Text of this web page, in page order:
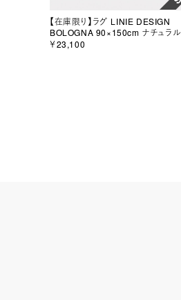
【在庫限り】ラグ LINIE DESIGN
BOLOGNA 90×150cm ナチュラル
￥23,100